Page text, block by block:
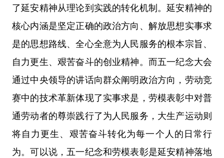
了延安精神从理论到实践的转化机制。延安精神的
核心内涵是坚定正确的政治方向、解放思想实事求
是的思想路线、全心全意为人民服务的根本宗旨、
自力更生、艰苦奋斗的创业精神。而五一纪念大会
通过中央领导的讲话向群众阐明政治方向，劳动竞
赛中的技术革新体现了实事求是，劳模表彰中对普
通劳动者的尊崇践行了为人民服务，大生产运动则
将自力更生、艰苦奋斗转化为每一个人的日常行
为。可以说，五一纪念和劳模表彰是延安精神落地